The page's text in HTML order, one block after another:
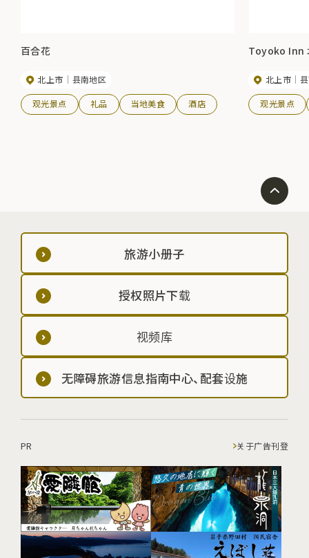
百合花
北上市 县南地区
观光景点 礼品 当地美食 酒店
Toyoko Inn
北上市
观光景点
旅游小册子
授权照片下载
视频库
无障碍旅游信息指南中心、配套设施
PR 关于广告刊登